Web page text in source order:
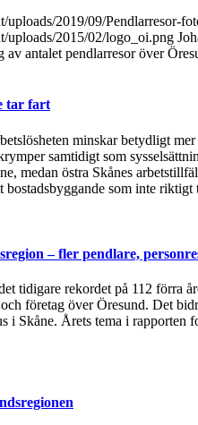
2019/09/Pendlarresor-
uploads/2015/02/logo_oi.png
antalet pendlarresor över
tar fart
minskar betydligt
samtidigt som
medan östra Skånes
bostadsbyggande som inte
– fler pendlare,
tidigare rekordet på 112 förra
företag över Öresund. Det
i Skåne. Årets tema i